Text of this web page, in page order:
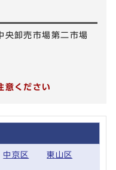
央卸売市場第二市場
意ください
中京区 東山区